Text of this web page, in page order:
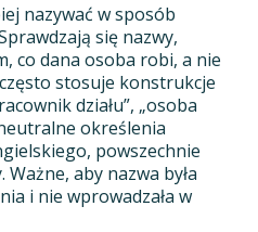
nazywać w sposób
się nazwy,
co dana osoba robi, a nie
stosuje konstrukcje
działu”, „osoba
określenia
powszechnie
aby nazwa była
i nie wprowadzała w